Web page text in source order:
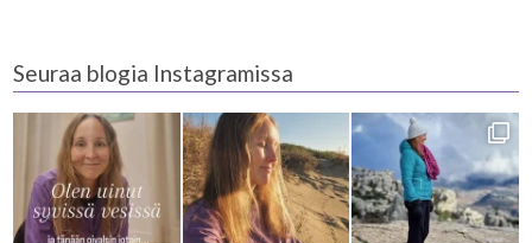
Seuraa blogia Instagramissa